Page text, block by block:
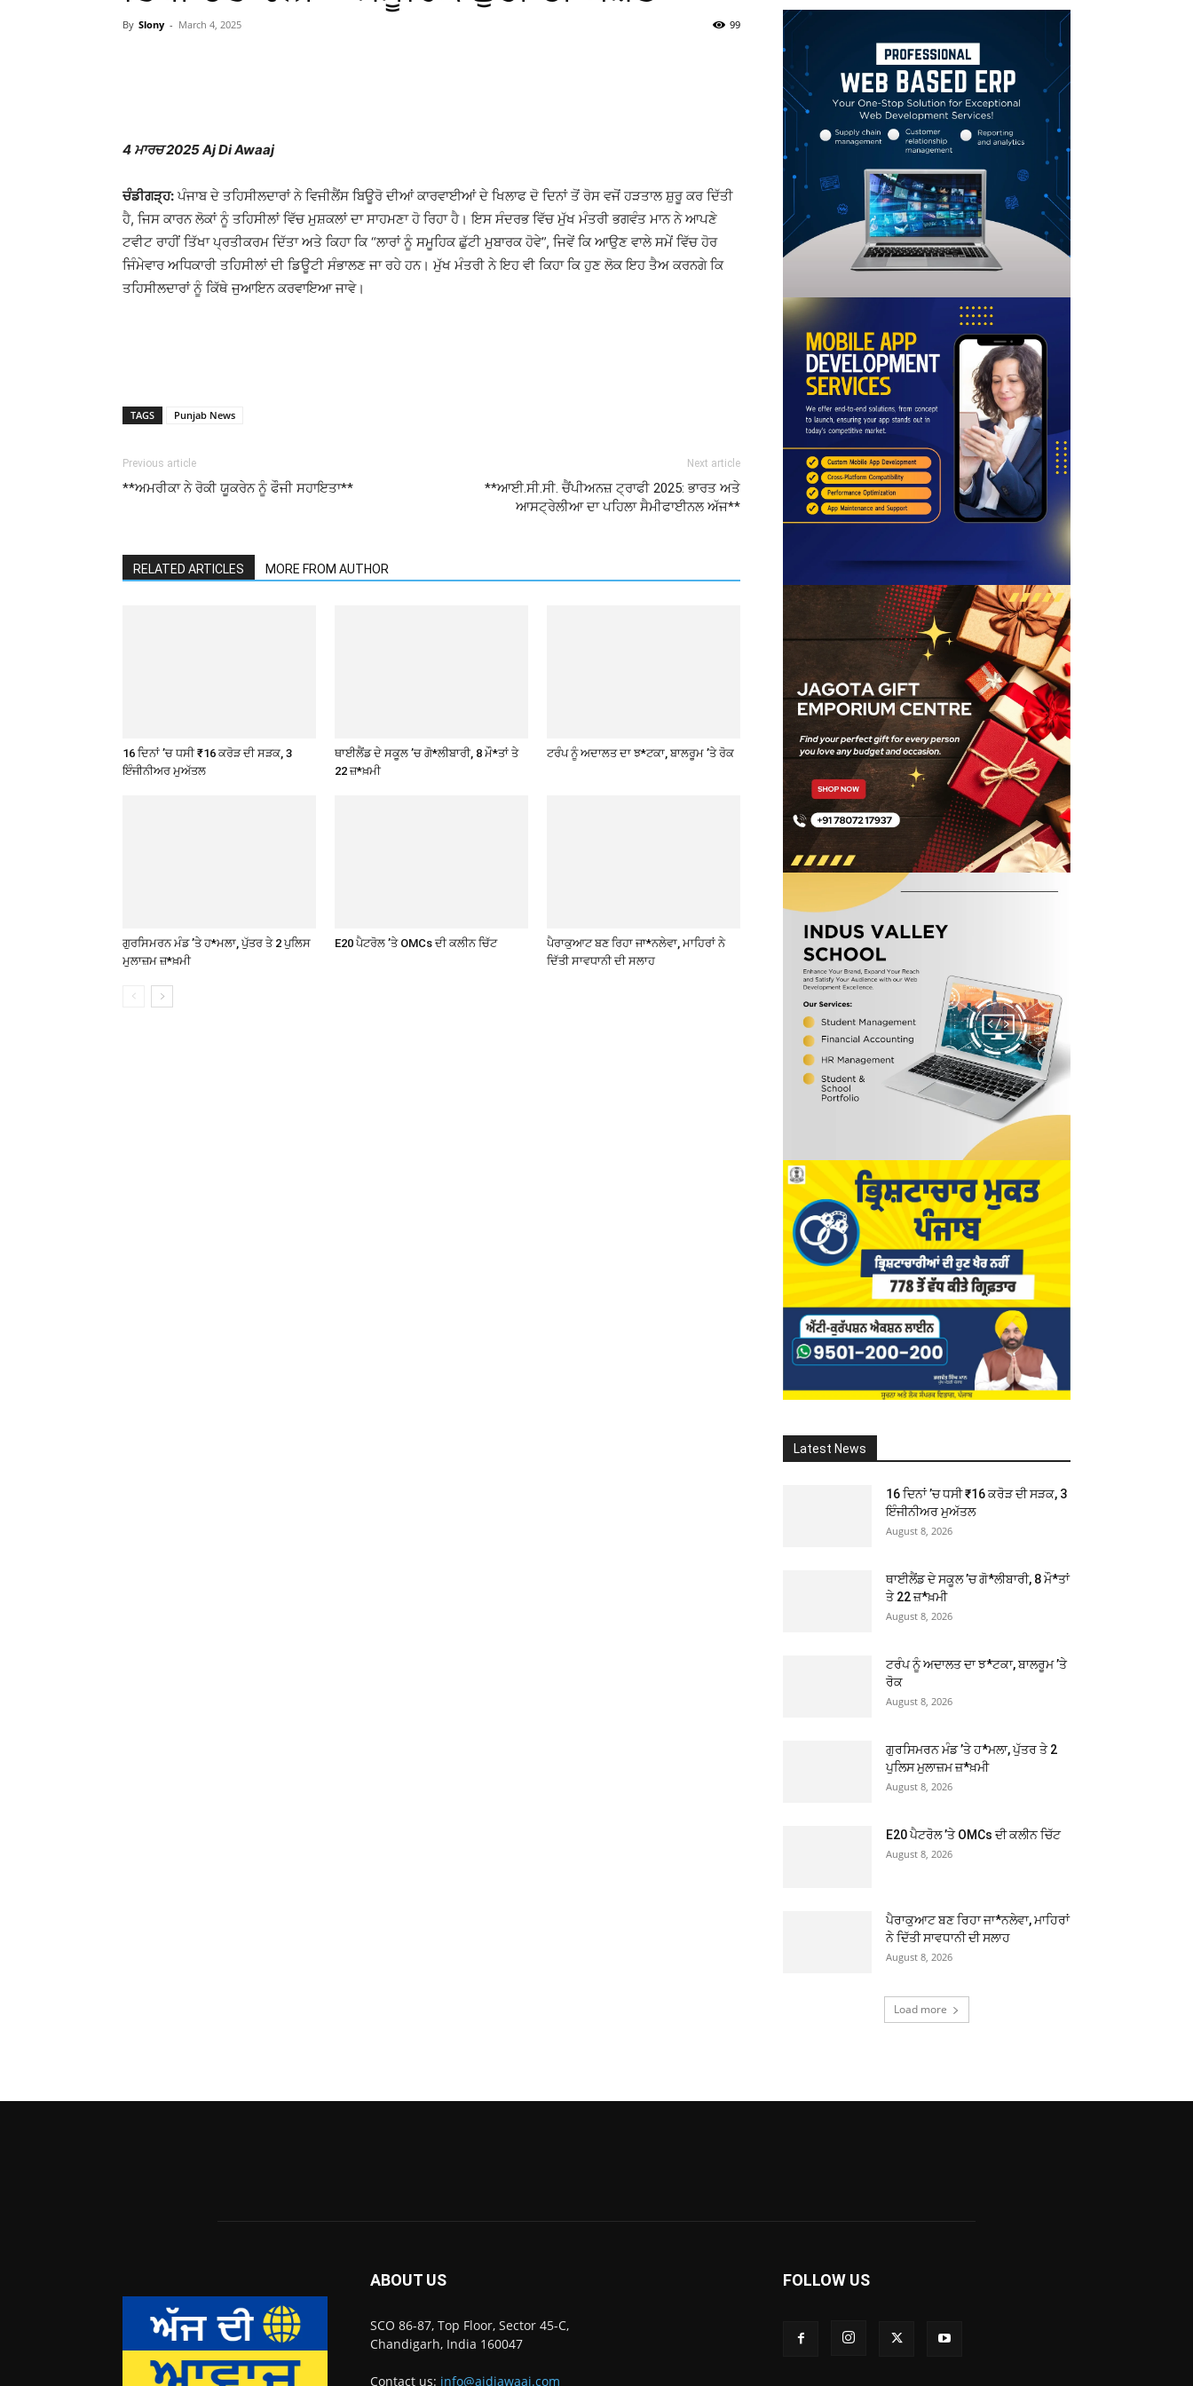
By Slony - March 4, 2025 99
Email Print
4 ਮਾਰਚ 2025 Aj Di Awaaj
ਚੰਡੀਗੜ੍ਹ: ਪੰਜਾਬ ਦੇ ਤਹਿਸੀਲਦਾਰਾਂ ਨੇ ਵਿਜੀਲੈਂਸ ਬਿਊਰੋ ਦੀਆਂ ਕਾਰਵਾਈਆਂ ਦੇ ਖਿਲਾਫ ਦੋ ਦਿਨਾਂ ਤੋਂ ਰੋਸ ਵਜੋਂ ਹੜਤਾਲ ਸ਼ੁਰੂ ਕਰ ਦਿੱਤੀ
ਹੈ, ਜਿਸ ਕਾਰਨ ਲੋਕਾਂ ਨੂੰ ਤਹਿਸੀਲਾਂ ਵਿੱਚ ਮੁਸ਼ਕਲਾਂ ਦਾ ਸਾਹਮਣਾ ਹੋ ਰਿਹਾ ਹੈ। ਇਸ ਸੰਦਰਭ ਵਿੱਚ ਮੁੱਖ ਮੰਤਰੀ ਭਗਵੰਤ ਮਾਨ ਨੇ ਆਪਣੇ
ਟਵੀਟ ਰਾਹੀਂ ਤਿੱਖਾ ਪ੍ਰਤੀਕਰਮ ਦਿੱਤਾ ਅਤੇ ਕਿਹਾ ਕਿ “ਲਾਰਾਂ ਨੂੰ ਸਮੂਹਿਕ ਛੁੱਟੀ ਮੁਬਾਰਕ ਹੋਵੇ”, ਜਿਵੇਂ ਕਿ ਆਉਣ ਵਾਲੇ ਸਮੇਂ ਵਿੱਚ ਹੋਰ
ਜਿੰਮੇਵਾਰ ਅਧਿਕਾਰੀ ਤਹਿਸੀਲਾਂ ਦੀ ਡਿਊਟੀ ਸੰਭਾਲਣ ਜਾ ਰਹੇ ਹਨ। ਮੁੱਖ ਮੰਤਰੀ ਨੇ ਇਹ ਵੀ ਕਿਹਾ ਕਿ ਹੁਣ ਲੋਕ ਇਹ ਤੈਅ ਕਰਨਗੇ ਕਿ
ਤਹਿਸੀਲਦਾਰਾਂ ਨੂੰ ਕਿੱਥੇ ਜੁਆਇਨ ਕਰਵਾਇਆ ਜਾਵੇ।
TAGS Punjab News
Previous article
**ਅਮਰੀਕਾ ਨੇ ਰੋਕੀ ਯੂਕਰੇਨ ਨੂੰ ਫੌਜੀ ਸਹਾਇਤਾ**
Next article
**ਆਈ.ਸੀ.ਸੀ. ਚੈਂਪੀਅਨਜ਼ ਟ੍ਰਾਫੀ 2025: ਭਾਰਤ ਅਤੇ
ਆਸਟ੍ਰੇਲੀਆ ਦਾ ਪਹਿਲਾ ਸੈਮੀਫਾਈਨਲ ਅੱਜ**
RELATED ARTICLES MORE FROM AUTHOR
16 ਦਿਨਾਂ ’ਚ ਧਸੀ ₹16 ਕਰੋੜ ਦੀ ਸੜਕ, 3
ਇੰਜੀਨੀਅਰ ਮੁਅੱਤਲ
ਥਾਈਲੈਂਡ ਦੇ ਸਕੂਲ ’ਚ ਗੋ*ਲੀਬਾਰੀ, 8 ਮੌ*ਤਾਂ ਤੇ
22 ਜ਼*ਖ਼ਮੀ
ਟਰੰਪ ਨੂੰ ਅਦਾਲਤ ਦਾ ਝ*ਟਕਾ, ਬਾਲਰੂਮ ’ਤੇ ਰੋਕ
ਗੁਰਸਿਮਰਨ ਮੰਡ ’ਤੇ ਹ*ਮਲਾ, ਪੁੱਤਰ ਤੇ 2 ਪੁਲਿਸ
ਮੁਲਾਜ਼ਮ ਜ਼*ਖ਼ਮੀ
E20 ਪੈਟਰੋਲ ’ਤੇ OMCs ਦੀ ਕਲੀਨ ਚਿੱਟ
ਪੈਰਾਕੁਆਟ ਬਣ ਰਿਹਾ ਜਾ*ਨਲੇਵਾ, ਮਾਹਿਰਾਂ ਨੇ
ਦਿੱਤੀ ਸਾਵਧਾਨੀ ਦੀ ਸਲਾਹ
Latest News
16 ਦਿਨਾਂ ’ਚ ਧਸੀ ₹16 ਕਰੋੜ ਦੀ ਸੜਕ, 3
ਇੰਜੀਨੀਅਰ ਮੁਅੱਤਲ
August 8, 2026
ਥਾਈਲੈਂਡ ਦੇ ਸਕੂਲ ’ਚ ਗੋ*ਲੀਬਾਰੀ, 8 ਮੌ*ਤਾਂ
ਤੇ 22 ਜ਼*ਖ਼ਮੀ
August 8, 2026
ਟਰੰਪ ਨੂੰ ਅਦਾਲਤ ਦਾ ਝ*ਟਕਾ, ਬਾਲਰੂਮ ’ਤੇ
ਰੋਕ
August 8, 2026
ਗੁਰਸਿਮਰਨ ਮੰਡ ’ਤੇ ਹ*ਮਲਾ, ਪੁੱਤਰ ਤੇ 2
ਪੁਲਿਸ ਮੁਲਾਜ਼ਮ ਜ਼*ਖ਼ਮੀ
August 8, 2026
E20 ਪੈਟਰੋਲ ’ਤੇ OMCs ਦੀ ਕਲੀਨ ਚਿੱਟ
August 8, 2026
ਪੈਰਾਕੁਆਟ ਬਣ ਰਿਹਾ ਜਾ*ਨਲੇਵਾ, ਮਾਹਿਰਾਂ
ਨੇ ਦਿੱਤੀ ਸਾਵਧਾਨੀ ਦੀ ਸਲਾਹ
August 8, 2026
Load more
ABOUT US
SCO 86-87, Top Floor, Sector 45-C,
Chandigarh, India 160047
Contact us: info@ajdiawaaj.com
FOLLOW US